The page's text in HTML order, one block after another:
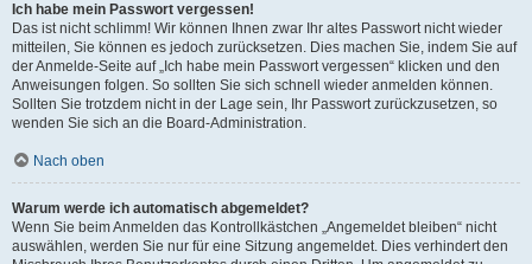
Ich habe mein Passwort vergessen!
Das ist nicht schlimm! Wir können Ihnen zwar Ihr altes Passwort nicht wieder
mitteilen, Sie können es jedoch zurücksetzen. Dies machen Sie, indem Sie auf
der Anmelde-Seite auf „Ich habe mein Passwort vergessen“ klicken und den
Anweisungen folgen. So sollten Sie sich schnell wieder anmelden können.
Sollten Sie trotzdem nicht in der Lage sein, Ihr Passwort zurückzusetzen, so
wenden Sie sich an die Board-Administration.
Nach oben
Warum werde ich automatisch abgemeldet?
Wenn Sie beim Anmelden das Kontrollkästchen „Angemeldet bleiben“ nicht
auswählen, werden Sie nur für eine Sitzung angemeldet. Dies verhindert den